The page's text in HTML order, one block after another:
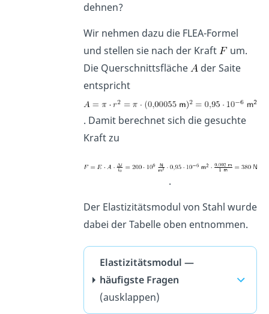
dehnen?
Wir nehmen dazu die FLEA-Formel
und stellen sie nach der Kraft
um.
Die Querschnittsfläche
der Saite
entspricht
. Damit berechnet sich die gesuchte
Kraft zu
.
Der Elastizitätsmodul von Stahl wurde
dabei der Tabelle oben entnommen.
Elastizitätsmodul —
häufigste Fragen
(ausklappen)